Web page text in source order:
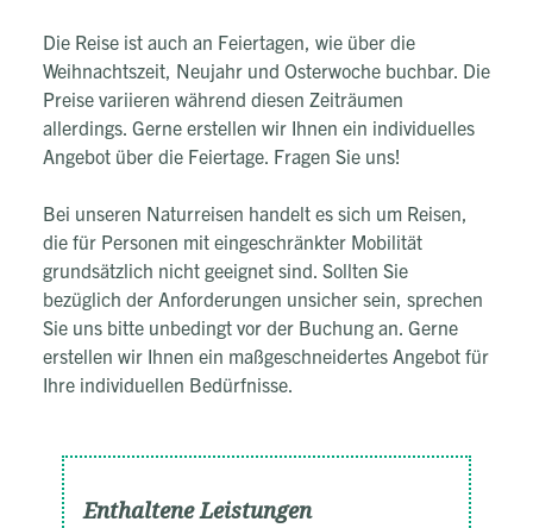
Die Reise ist auch an Feiertagen, wie über die
Weihnachtszeit, Neujahr und Osterwoche buchbar. Die
Preise variieren während diesen Zeiträumen
allerdings. Gerne erstellen wir Ihnen ein individuelles
Angebot über die Feiertage. Fragen Sie uns!
​​​​​​​Bei unseren Naturreisen handelt es sich um Reisen,
die für Personen mit eingeschränkter Mobilität
grundsätzlich nicht geeignet sind. Sollten Sie
bezüglich der Anforderungen unsicher sein, sprechen
Sie uns bitte unbedingt vor der Buchung an. Gerne
erstellen wir Ihnen ein maßgeschneidertes Angebot für
Ihre individuellen Bedürfnisse.
Enthaltene Leistungen